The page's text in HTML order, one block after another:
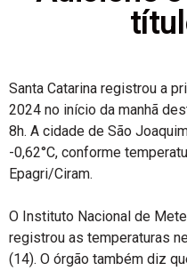
Santa Catarina registrou a
2024 no início da manhã
8h. A cidade de São
-0,62°C, conforme
Epagri/Ciram.
O Instituto Nacional de
registrou as temperaturas
(14). O órgão também diz